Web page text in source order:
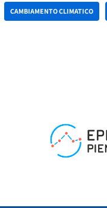
CAMBIAMENTO CLIMATICO